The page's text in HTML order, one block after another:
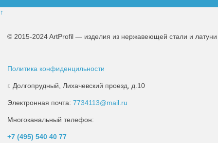
↑
© 2015-2024 ArtProfil — изделия из нержавеющей стали и латуни
Политика конфиденцильности
г. Долгопрудный, Лихачевский проезд, д.10
Электронная почта: 7734113@mail.ru
Многоканальный телефон:
+7 (495) 540 40 77